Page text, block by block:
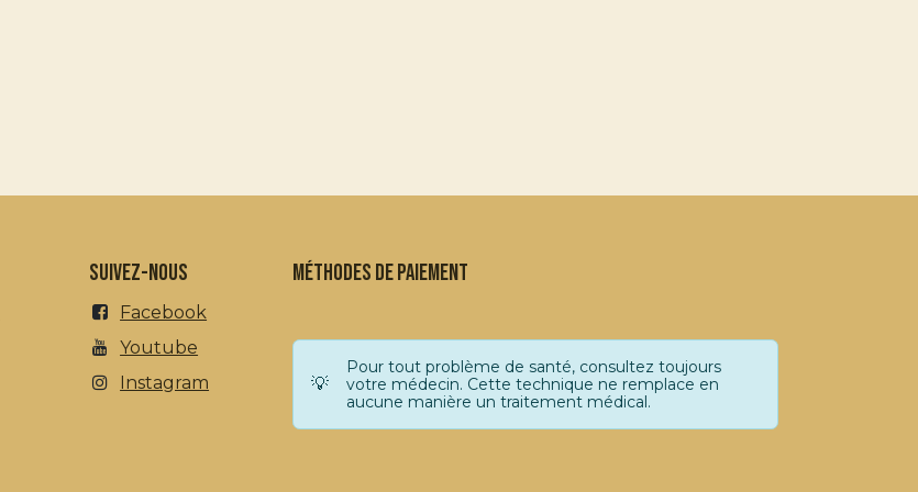
Suivez-nous
Facebook
Youtube
Instagram
méthodes de paiement
💡
Pour tout problème de santé, consultez toujours
votre médecin. Cette technique ne remplace en
aucune manière un traitement médical.